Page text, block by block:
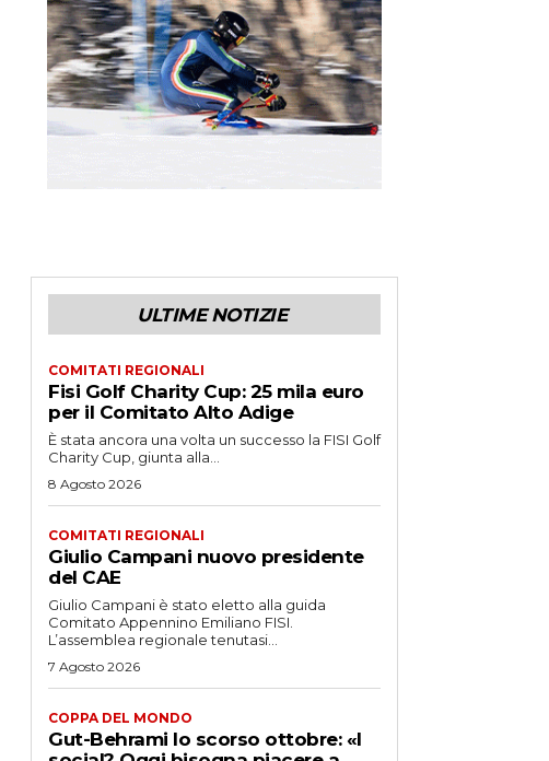
ULTIME NOTIZIE
COMITATI REGIONALI
Fisi Golf Charity Cup: 25 mila euro
per il Comitato Alto Adige
È stata ancora una volta un successo la FISI Golf
Charity Cup, giunta alla...
8 Agosto 2026
COMITATI REGIONALI
Giulio Campani nuovo presidente
del CAE
Giulio Campani è stato eletto alla guida
Comitato Appennino Emiliano FISI.
L’assemblea regionale tenutasi...
7 Agosto 2026
COPPA DEL MONDO
Gut-Behrami lo scorso ottobre: «I